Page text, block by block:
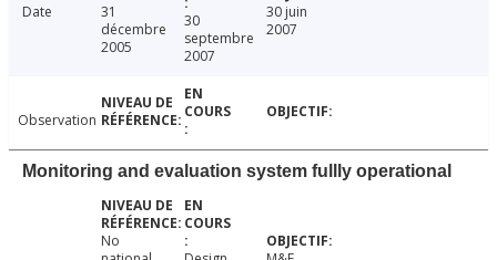
Date
31
décembre
2005
30
septembre
2007
30 juin
2007
Observation
Monitoring and evaluation system fullly operational
No